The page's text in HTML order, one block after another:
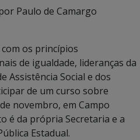
Paulo de Camargo
os princípios
de igualdade, lideranças da
Assistência Social e dos
de um curso sobre
novembro, em Campo
é da própria Secretaria e a
Estadual.